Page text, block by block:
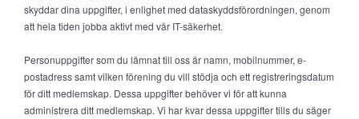
skyddar dina uppgifter, i enlighet med dataskyddsförordningen, genom
att hela tiden jobba aktivt med vår IT-säkerhet.
Personuppgifter som du lämnat till oss är namn, mobilnummer, e-
postadress samt vilken förening du vill stödja och ett registreringsdatum
för ditt medlemskap. Dessa uppgifter behöver vi för att kunna
administrera ditt medlemskap. Vi har kvar dessa uppgifter tills du säger